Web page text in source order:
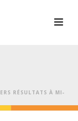
RÉSULTATS À MI-